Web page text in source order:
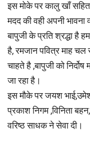
इस मोके पर कालु खाँ
मदद की वही अपनी भावना
बापुजी के प्रति श्रद्धा है
है, रमजान पवित्र माह चल
चाहते है ,बापुजी को
जा रहा है।
इस मौके पर जयश भाई,उमेश
प्रकाश निगम ,विनिता
वरिष्ठ साधक ने सेवा दी।